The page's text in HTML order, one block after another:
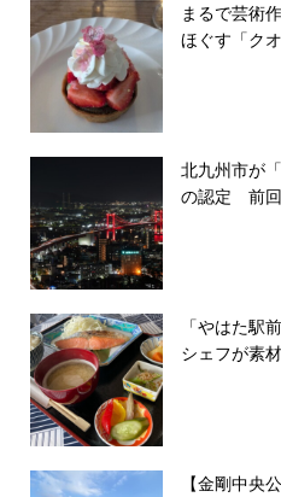
まるで芸術
ほぐす「ク
北九州市が
の認定 前回
「やはた駅
シェフが素
【金剛中央